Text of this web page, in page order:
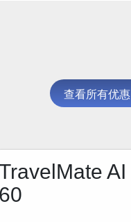
查看所有优惠
AI
60